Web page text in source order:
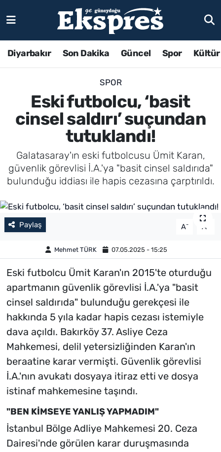
Diyarbakır Son Dakika Güncel Spor
SPOR
Eski futbolcu, ‘basit
cinsel saldırı’ suçundan
tutuklandı!
Galatasaray'ın eski futbolcusu Ümit Karan,
güvenlik görevlisi İ.A.'ya "basit cinsel saldırıda"
bulunduğu iddiası ile hapis cezasına çarptırıldı.
Paylaş A- A
Mehmet TÜRK 07.05.2025 - 15:25
Eski futbolcu Ümit Karan'ın 2015'te oturduğu
apartmanın güvenlik görevlisi İ.A.'ya "basit
cinsel saldırıda" bulunduğu gerekçesi ile
hakkında 5 yıla kadar hapis cezası istemiyle
dava açıldı. Bakırköy 37. Asliye Ceza
Mahkemesi, delil yetersizliğinden Karan'ın
beraatine karar vermişti. Güvenlik görevlisi
İ.A.'nın avukatı dosyaya itiraz etti ve dosya
istinaf mahkemesine taşındı.
"BEN KİMSEYE YANLIŞ YAPMADIM"
İstanbul Bölge Adliye Mahkemesi 20. Ceza
Dairesi'nde görülen karar duruşmasında